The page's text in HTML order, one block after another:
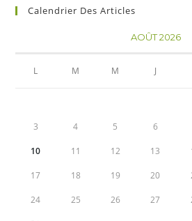
Calendrier Des Articles
AOÛT 2026
L M M J
3 4 5 6
10 11 12 13
17 18 19 20
24 25 26 27